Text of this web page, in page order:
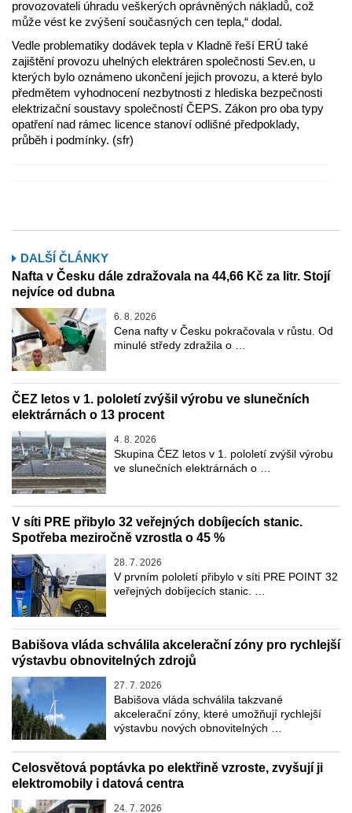
provozovateli úhradu veškerých oprávněných nákladů, což
může vést ke zvýšení současných cen tepla,“ dodal.
Vedle problematiky dodávek tepla v Kladně řeší ERÚ také
zajištění provozu uhelných elektráren společnosti Sev.en, u
kterých bylo oznámeno ukončení jejich provozu, a které bylo
předmětem vyhodnocení nezbytnosti z hlediska bezpečnosti
elektrizační soustavy společností ČEPS. Zákon pro oba typy
opatření nad rámec licence stanoví odlišné předpoklady,
průběh i podmínky. (sfr)
DALŠÍ ČLÁNKY
Nafta v Česku dále zdražovala na 44,66 Kč za litr. Stojí
nejvíce od dubna
6. 8. 2026
Cena nafty v Česku pokračovala v růstu. Od
minulé středy zdražila o …
ČEZ letos v 1. pololetí zvýšil výrobu ve slunečních
elektrárnách o 13 procent
4. 8. 2026
Skupina ČEZ letos v 1. pololetí zvýšil výrobu
ve slunečních elektrárnách o …
V síti PRE přibylo 32 veřejných dobíjecích stanic.
Spotřeba meziročně vzrostla o 45 %
28. 7. 2026
V prvním pololetí přibylo v síti PRE POINT 32
veřejných dobíjecích stanic. …
Babišova vláda schválila akcelerační zóny pro rychlejší
výstavbu obnovitelných zdrojů
27. 7. 2026
Babišova vláda schválila takzvané
akcelerační zóny, které umožňují rychlejší
výstavbu nových obnovitelných …
Celosvětová poptávka po elektřině vzroste, zvyšují ji
elektromobily i datová centra
24. 7. 2026